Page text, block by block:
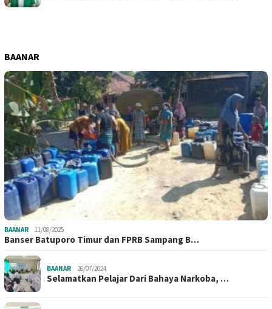
BAANAR
BAANAR 11/08/2025
Banser Batuporo Timur dan FPRB Sampang B…
BAANAR 26/07/2024
Selamatkan Pelajar Dari Bahaya Narkoba, …